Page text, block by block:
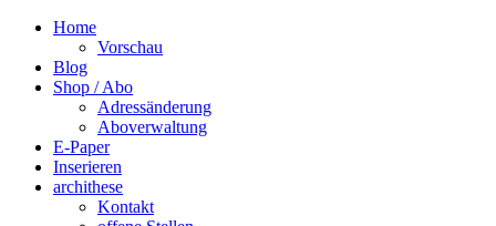
Home
Vorschau
Blog
Shop / Abo
Adressänderung
Aboverwaltung
E-Paper
Inserieren
archithese
Kontakt